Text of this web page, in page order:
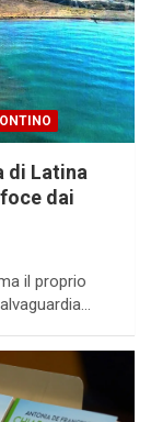
di Latina
dai
il proprio